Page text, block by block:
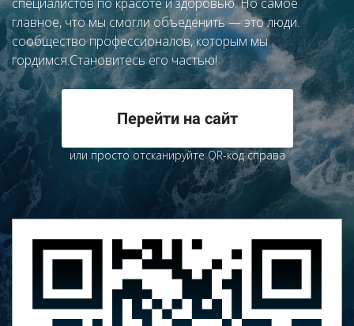
главное, что мы смогли объеденить — это люди.
сообщество профессионалов, которым мы
гордимся.Становитесь его частью!
Перейти на сайт
или просто отсканируйте QR-код справа